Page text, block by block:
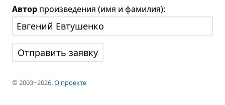
Автор произведения (имя и фамилия):
© 2003−2026.О проекте